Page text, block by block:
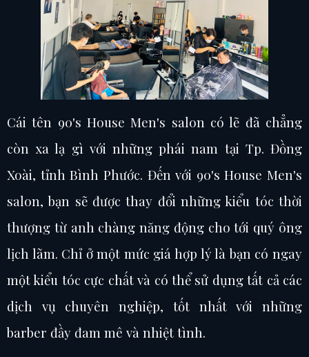
Cái tên 90's House Men's salon có lẽ đã chẳng
còn xa lạ gì với những phái nam tại Tp. Đồng
Xoài, tỉnh Bình Phước. Đến với 90's House Men's
salon, bạn sẽ được thay đổi những kiểu tóc thời
thượng từ anh chàng năng động cho tới quý ông
lịch lãm. Chỉ ở một mức giá hợp lý là bạn có ngay
một kiểu tóc cực chất và có thể sử dụng tất cả các
dịch vụ chuyên nghiệp, tốt nhất với những
barber đầy đam mê và nhiệt tình.